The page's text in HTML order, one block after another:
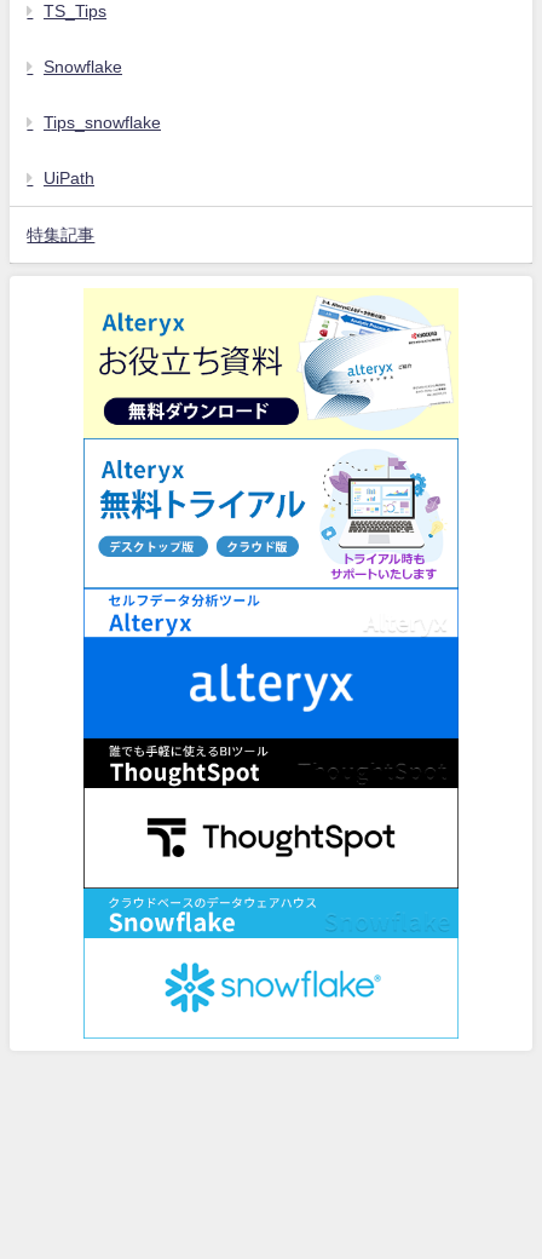
TS_Tips
Snowflake
Tips_snowflake
UiPath
特集記事